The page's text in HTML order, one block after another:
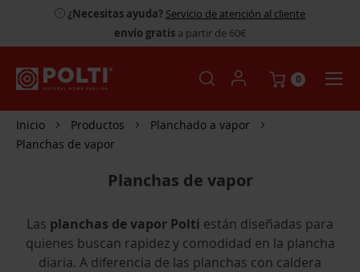
¿Necesitas ayuda? Servicio de atención al cliente
envío gratisa partir de 60€
0
Inicio Productos
Planchado a vapor
Planchas de vapor
Planchas de vapor
Las planchas de vapor Polti están diseñadas para
quienes buscan rapidez y comodidad en la plancha
diaria. A diferencia de las planchas con caldera